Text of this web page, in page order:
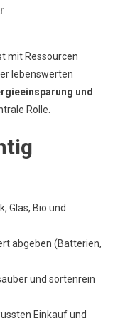
mit Ressourcen
lebenswerten
und
Rolle.
Glas, Bio und
abgeben (Batterien,
und sortenrein
Einkauf und